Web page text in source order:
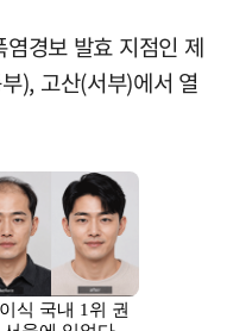
경보 발효 지점인 제
), 고산(서부)에서 열